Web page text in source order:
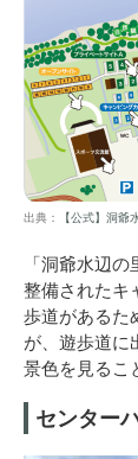
出典： 【公式】洞
「洞爺水辺
整備されたキ
歩道があるた
が、遊歩道に
景色を見るこ
センター